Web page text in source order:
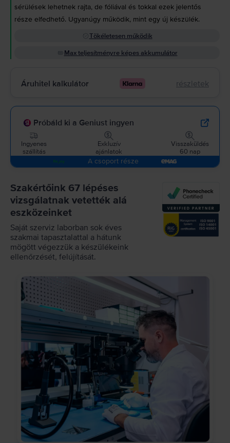
sérülések lehetnek rajta, de fóliával és tokkal ezek jelentős
része elfedhető. Ugyanúgy működik, mint egy új készülék.
Tökéletesen működik
Max teljesítményre képes akkumulátor
Áruhitel kalkulátor részletek
Próbáld ki a Geniust ingyen
Ingyenes
szállítás
Exkluzív
ajánlatok
Visszaküldés
60 nap
A csoport része
Szakértőink 67 lépéses
vizsgálatnak vetették alá
eszközeinket
Saját szerviz laborban sok éves
szakmai tapasztalattal a hátunk
mögött végezzük a készülékeink
ellenőrzését, felújítását.